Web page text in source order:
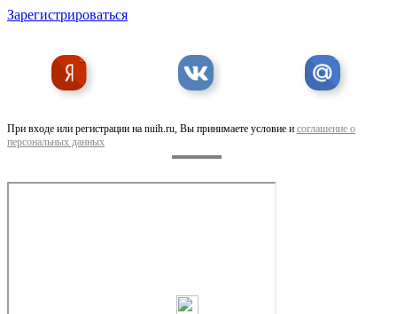
Зарегистрироваться
При входе или регистрации на nuih.ru, Вы принимаете условие и соглашение о
персональных данных